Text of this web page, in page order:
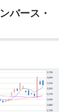
バース・